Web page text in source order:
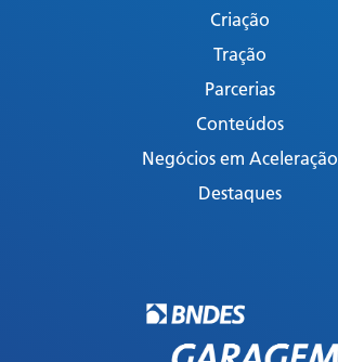
Criação
Tração
Parcerias
Conteúdos
Negócios em Aceleração
Destaques